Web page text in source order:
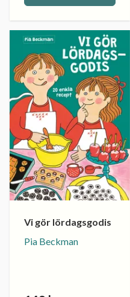
Vi gör lördagsgodis
Pia Beckman